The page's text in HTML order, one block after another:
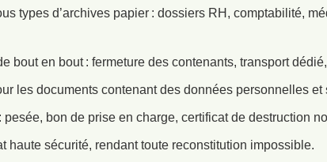
types d’archives papier : dossiers RH, comptabilité,
bout en bout : fermeture des contenants, transport
les documents contenant des données personnelles et
pesée, bon de prise en charge, certificat de destruction
haute sécurité, rendant toute reconstitution impossible.